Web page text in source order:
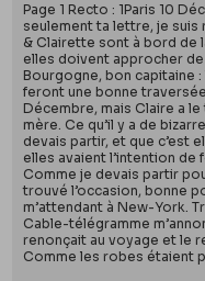
Page 1 Recto : 1Paris 10
seulement ta lettre, je suis
& Clairette sont à bord de
elles doivent approcher de
Bourgogne, bon capitaine :
feront une bonne
Décembre, mais Claire a
mère. Ce qu’il y a de
devais partir, et que c’est
elles avaient l’intention de
Comme je devais partir
trouvé l’occasion, bonne
m’attendant à New-York.
Cable-télégramme
renonçait au voyage et le
Comme les robes étaient